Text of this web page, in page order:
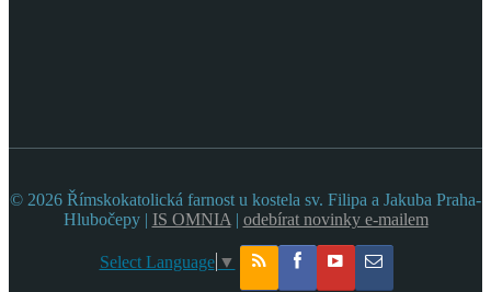
© 2026 Římskokatolická farnost u kostela sv. Filipa a Jakuba Praha-
Hlubočepy | IS OMNIA | odebírat novinky e-mailem
Select Language ▼